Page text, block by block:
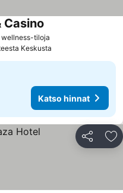
tiloja
Casino
Keskusta
Katso hinnat
Jaa